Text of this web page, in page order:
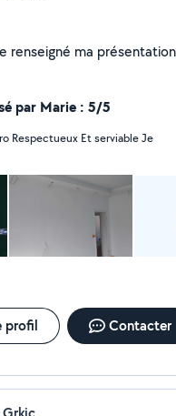
Je n'ai pas encore renseigné ma
par Marie : 5/5
Et serviable Je
profil Contacter